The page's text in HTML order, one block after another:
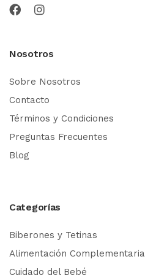
Nosotros
Sobre Nosotros
Contacto
Términos y Condiciones
Preguntas Frecuentes
Blog
Categorías
Biberones y Tetinas
Alimentación Complementaria
Cuidado del Bebé